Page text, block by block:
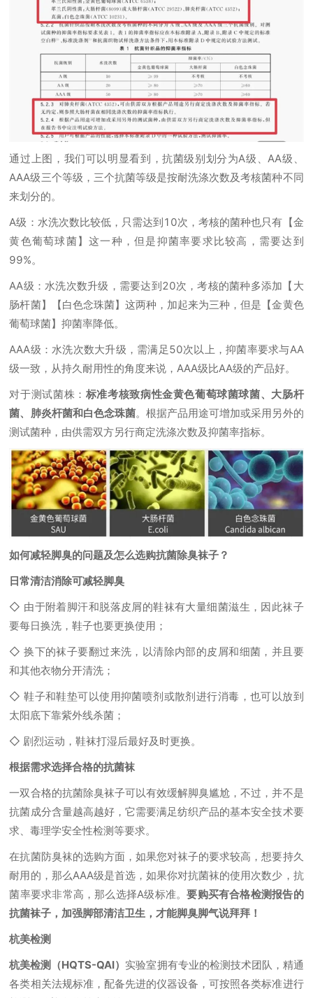
通过上图，我们可以明显看到，抗菌级别划分为A级、AA级、
AAA级三个等级，三个抗菌等级是按耐洗涤次数及考核菌种不同
来划分的。
A级：水洗次数比较低，只需达到10次，考核的菌种也只有【金
黄色葡萄球菌】这一种，但是抑菌率要求比较高，需要达到
99%。
AA级：水洗次数升级，需要达到20次，考核的菌种多添加【大
肠杆菌】【白色念珠菌】这两种，加起来为三种，但是【金黄色
葡萄球菌】抑菌率降低。
AAA级：水洗次数大升级，需满足50次以上，抑菌率要求与AA
级一致，从持久耐用性的角度来说，AAA级比AA级的产品好。
对于测试菌株： 标准考核致病性金黄色葡萄球菌球菌、大肠杆
菌、肺炎杆菌和白色念珠菌。根据产品用途可增加或采用另外的
测试菌种，由供需双方另行商定洗涤次数及抑菌率指标。
如何减轻脚臭的问题及怎么选购抗菌除臭袜子？
日常清洁消除可减轻脚臭
◇ 由于附着脚汗和脱落皮屑的鞋袜有大量细菌滋生，因此袜子
要每日换洗，鞋子也要更换使用；
◇ 换下的袜子要翻过来洗，以清除内部的皮屑和细菌，并且要
和其他衣物分开清洗；
◇ 鞋子和鞋垫可以使用抑菌喷剂或散剂进行消毒，也可以放到
太阳底下靠紫外线杀菌；
◇ 剧烈运动，鞋袜打湿后最好及时更换。
根据需求选择合格的抗菌袜
一双合格的抗菌除臭袜子可以有效缓解脚臭尴尬，不过，并不是
抗菌成分含量越高越好，它需要满足纺织产品的基本安全技术要
求、毒理学安全性检测等要求。
在抗菌防臭袜的选购方面，如果您对袜子的要求较高，想要持久
耐用的，那么AAA级是首选，如果你对抗菌袜的使用次数少，抗
菌率要求非常高，那么选择A级标准。要购买有合格检测报告的
抗菌袜子，加强脚部清洁卫生，才能脚臭脚气说拜拜！
杭美检测
杭美检测（HQTS-QAI） 实验室拥有专业的检测技术团队，精通
各类相关法规标准，配备先进的仪器设备，可按照各类标准进行